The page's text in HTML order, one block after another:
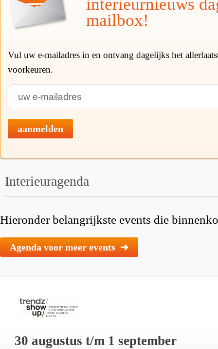
interieurnieuws
mailbox!
Vul uw e-mailadres in en ontvang dagelijks het
voorkeuren.
aanmelden
Interieuragenda
Hieronder belangrijkste events die
Agenda voor meer events ➔
30 augustus t/m 1 september